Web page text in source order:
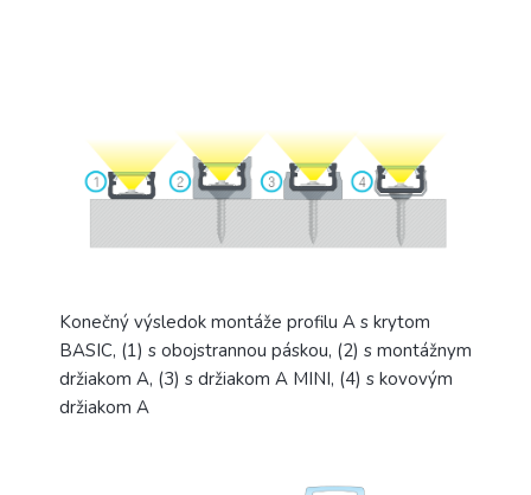
Konečný výsledok montáže profilu A s krytom
BASIC, (1) s obojstrannou páskou, (2) s montážnym
držiakom A, (3) s držiakom A MINI, (4) s kovovým
držiakom A